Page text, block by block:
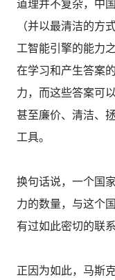
道理并不复杂，中
（并以最清洁的方
工智能引擎的能力
在学习和产生答案
力，而这些答案可
甚至廉价、清洁、
工具。
换句话说，一个国
力的数量，与这个
有过如此密切的联系
正因为如此，马斯